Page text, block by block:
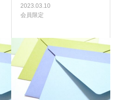
2023.03.10
会員限定